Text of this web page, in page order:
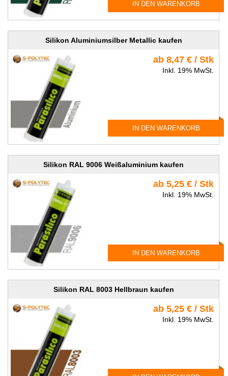
IN DEN WARENKORB
Silikon Aluminiumsilber Metallic kaufen
ab 8,47 € / Stk
Inkl. 19% MwSt.
IN DEN WARENKORB
Silikon RAL 9006 Weißaluminium kaufen
ab 5,25 € / Stk
Inkl. 19% MwSt.
IN DEN WARENKORB
Silikon RAL 8003 Hellbraun kaufen
ab 5,25 € / Stk
Inkl. 19% MwSt.